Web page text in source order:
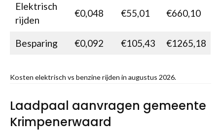
Elektrisch
rijden
€0,048 €55,01 €660,10
Besparing €0,092 €105,43 €1265,18
Kosten elektrisch vs benzine rijden in augustus 2026.
Laadpaal aanvragen gemeente
Krimpenerwaard